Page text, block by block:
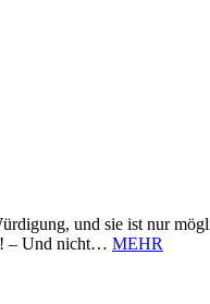
und sie ist nur
– Und nicht… MEHR